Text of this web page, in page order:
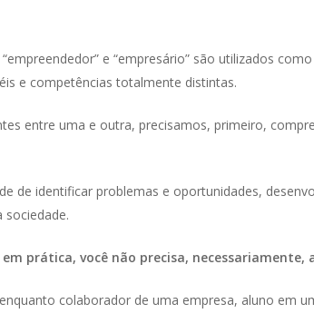
e “empresário” são utilizados
e competências totalmente distintas.
entre uma e outra, precisamos, primeiro,
de identificar problemas e oportunidades,
sociedade.
prática, você não precisa, necessariamente,
colaborador de uma empresa, aluno em